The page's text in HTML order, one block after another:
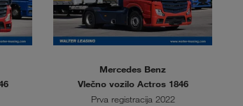
Mercedes Benz
Vlečno vozilo Actros 1846
Prva registracija 2022